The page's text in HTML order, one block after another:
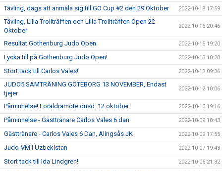
Tävling, dags att anmäla sig till GO Cup #2 den 29 Oktober 2022-10-18 17:59
Tävling, Lilla Trollträffen och Lilla Trollträffen Open 22
Oktober
2022-10-16 20:46
Resultat Gothenburg Judo Open 2022-10-15 19:20
Lycka till på Gothenburg Judo Open! 2022-10-13 10:20
Stort tack till Carlos Vales! 2022-10-13 09:36
JUDO5 SAMTRÄNING GÖTEBORG 13 NOVEMBER, Endast
tjejer
2022-10-12 10:06
Påminnelse! Föräldramöte onsd. 12 oktober 2022-10-10 19:16
Påminnelse - Gästtränare Carlos Vales 6 dan 2022-10-09 18:43
Gästtränare - Carlos Vales 6 Dan, Alingsås JK 2022-10-09 17:55
Judo-VM i Uzbekistan 2022-10-07 19:43
Stort tack till Ida Lindgren! 2022-10-05 21:32